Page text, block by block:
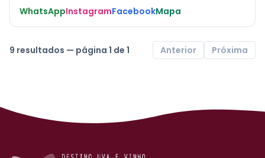
WhatsAppInstagramFacebookMapa
9 resultados — página 1 de 1 Anterior Próxima